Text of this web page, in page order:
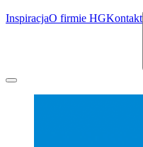
InspiracjaO firmie HGKontakt